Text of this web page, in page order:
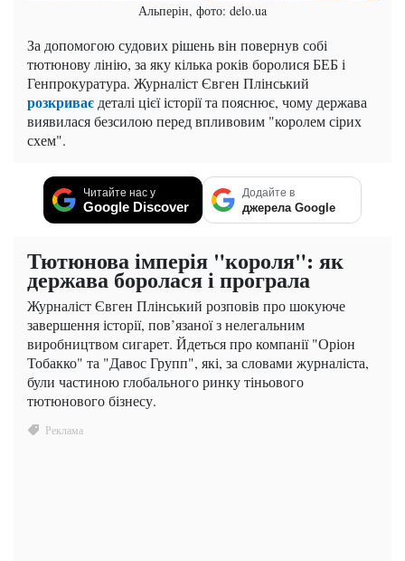
Альперін, фото: delo.ua
За допомогою судових рішень він повернув собі
тютюнову лінію, за яку кілька років боролися БЕБ і
Генпрокуратура. Журналіст Євген Плінський
розкриває деталі цієї історії та пояснює, чому держава
виявилася безсилою перед впливовим "королем сірих
схем".
Читайте нас у
Google Discover
Додайте в
джерела Google
Тютюнова імперія "короля": як
держава боролася і програла
Журналіст Євген Плінський розповів про шокуюче
завершення історії, пов’язаної з нелегальним
виробництвом сигарет. Йдеться про компанії "Оріон
Тобакко" та "Давос Групп", які, за словами журналіста,
були частиною глобального ринку тіньового
тютюнового бізнесу.